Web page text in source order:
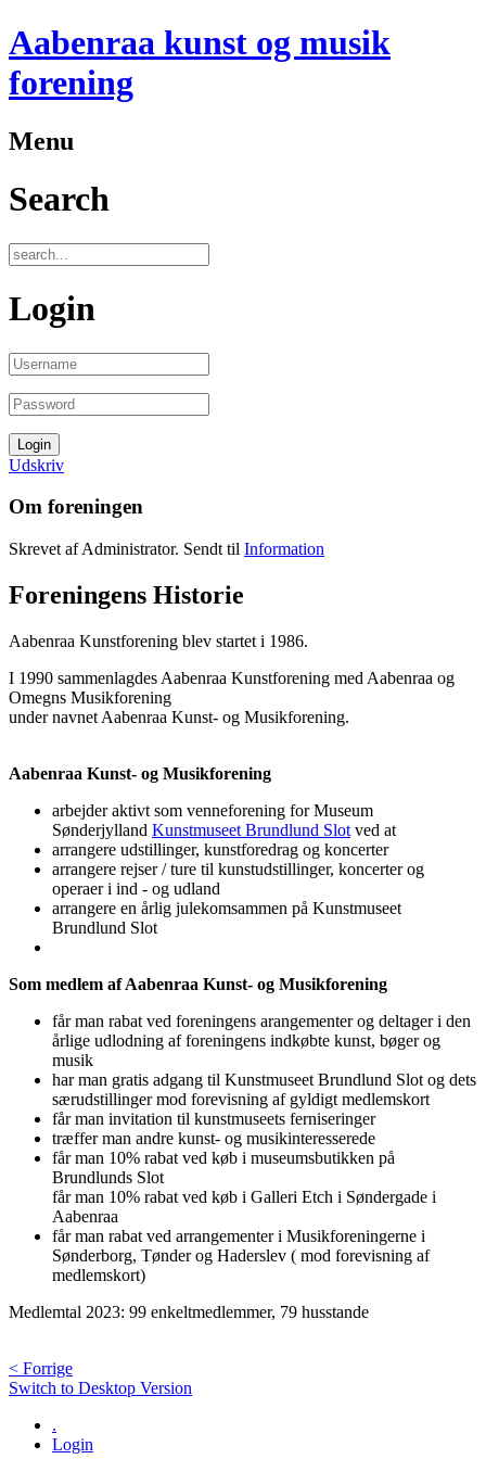
Aabenraa kunst og musik
forening
Menu
Search
Login
Udskriv
Om foreningen
Skrevet af Administrator. Sendt til Information
Foreningens Historie
Aabenraa Kunstforening blev startet i 1986.
I 1990 sammenlagdes Aabenraa Kunstforening med Aabenraa og
Omegns Musikforening
under navnet Aabenraa Kunst- og Musikforening.
Aabenraa Kunst- og Musikforening
arbejder aktivt som venneforening for Museum
Sønderjylland Kunstmuseet Brundlund Slot ved at
arrangere udstillinger, kunstforedrag og koncerter
arrangere rejser / ture til kunstudstillinger, koncerter og
operaer i ind - og udland
arrangere en årlig julekomsammen på Kunstmuseet
Brundlund Slot
Som medlem af Aabenraa Kunst- og Musikforening
får man rabat ved foreningens arangementer og deltager i den
årlige udlodning af foreningens indkøbte kunst, bøger og
musik
har man gratis adgang til Kunstmuseet Brundlund Slot og dets
særudstillinger mod forevisning af gyldigt medlemskort
får man invitation til kunstmuseets ferniseringer
træffer man andre kunst- og musikinteresserede
får man 10% rabat ved køb i museumsbutikken på
Brundlunds Slot
får man 10% rabat ved køb i Galleri Etch i Søndergade i
Aabenraa
får man rabat ved arrangementer i Musikforeningerne i
Sønderborg, Tønder og Haderslev ( mod forevisning af
medlemskort)
Medlemtal 2023: 99 enkeltmedlemmer, 79 husstande
< Forrige
Switch to Desktop Version
.
Login